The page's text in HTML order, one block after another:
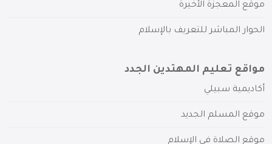
موقع المعجزة الأخيرة
الحوار المباشر للتعريف بالإسلام
مواقع تعليم المهتدين الجدد
أكاديمية سبيلي
موقع المسلم الجديد
موقع الصلاة في الإسلام